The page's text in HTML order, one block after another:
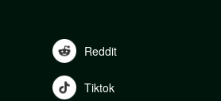
Reddit
Tiktok